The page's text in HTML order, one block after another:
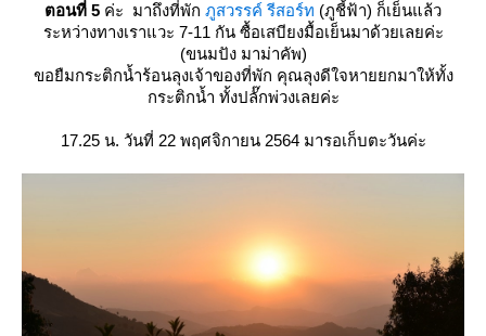
ตอนที่ 5 ค่ะ มาถึงที่พัก ภูสวรรค์ รีสอร์ท (ภูชี้ฟ้า) ก็เย็นแล้ว
ระหว่างทางเราแวะ 7-11 กัน ซื้อเสบียงมื้อเย็นมาด้วยเลยค่ะ
(ขนมปัง มาม่าคัพ)
ขอยืมกระติกน้ำร้อนลุงเจ้าของที่พัก คุณลุงดีใจหายยกมาให้ทั้ง
กระติกน้ำ ทั้งปลั๊กพ่วงเลยค่ะ
17.25 น. วันที่ 22 พฤศจิกายน 2564 มารอเก็บตะวันค่ะ